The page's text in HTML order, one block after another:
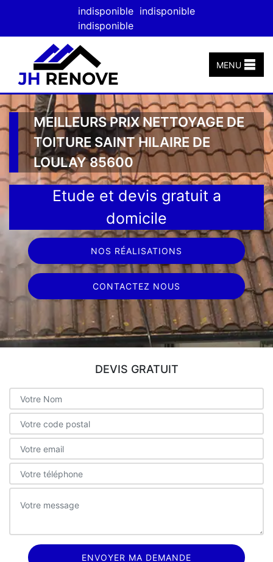
indisponible indisponible
indisponible
MENU
MEILLEURS PRIX NETTOYAGE DE
TOITURE SAINT HILAIRE DE
LOULAY 85600
Etude et devis gratuit a
domicile
NOS RÉALISATIONS
CONTACTEZ NOUS
DEVIS GRATUIT